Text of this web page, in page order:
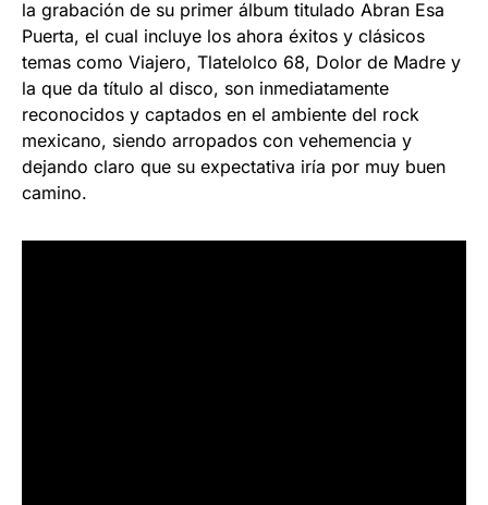
la grabación de su primer álbum titulado Abran Esa
Puerta, el cual incluye los ahora éxitos y clásicos
temas como Viajero, Tlatelolco 68, Dolor de Madre y
la que da título al disco, son inmediatamente
reconocidos y captados en el ambiente del rock
mexicano, siendo arropados con vehemencia y
dejando claro que su expectativa iría por muy buen
camino.